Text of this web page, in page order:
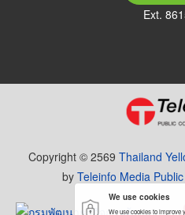
Ext.
Copyright © 2569 Thailand
by Teleinfo Media
We use cookies
We use cookies to improve